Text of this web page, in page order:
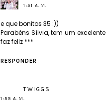
1:51 A.M.
e que bonitos 35 :))
Parabéns Sílvia, tem um
faz feliz ***
RESPONDER
TWIGGS
1:55 A.M.